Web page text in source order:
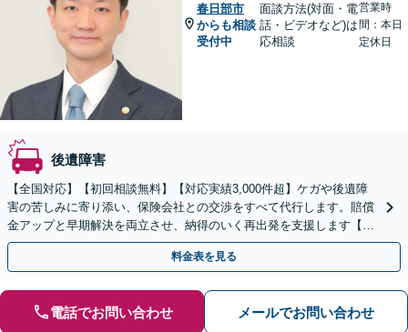
春日部市
からも相談
受付中
面談方法(対面・電
話・ビデオなど)は
応相談
営業時
間：本日
定休日
後遺障害
【全国対応】【初回相談無料】【対応実績3,000件超】ケガや後遺障
害の苦しみに寄り添い、保険会社との交渉をすべて代行します。賠償
金アップと早期解決を両立させ、納得のいく再出発を支援します【夜
間や休日相談可】
料金表を見る
電話でお問い合わせ メールでお問い合わせ